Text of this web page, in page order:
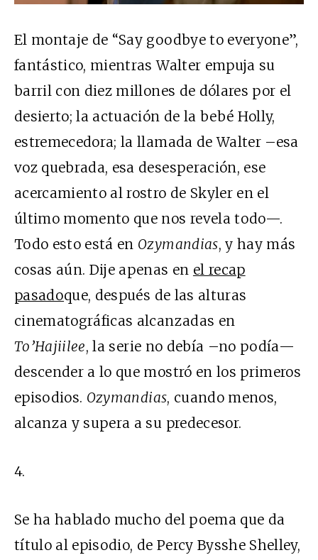
El montaje de “Say goodbye to everyone”,
fantástico, mientras Walter empuja su
barril con diez millones de dólares por el
desierto; la actuación de la bebé Holly,
estremecedora; la llamada de Walter –esa
voz quebrada, esa desesperación, ese
acercamiento al rostro de Skyler en el
último momento que nos revela todo—.
Todo esto está en Ozymandias, y hay más
cosas aún. Dije apenas en el recap
pasadoque, después de las alturas
cinematográficas alcanzadas en
To’Hajiilee, la serie no debía –no podía—
descender a lo que mostró en los primeros
episodios. Ozymandias, cuando menos,
alcanza y supera a su predecesor.
4.
Se ha hablado mucho del poema que da
título al episodio, de Percy Bysshe Shelley,